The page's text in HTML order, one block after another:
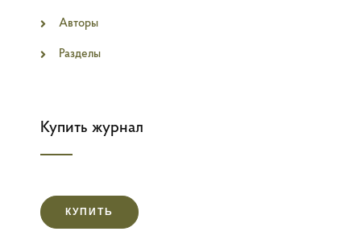
Авторы
Разделы
Купить журнал
КУПИТЬ